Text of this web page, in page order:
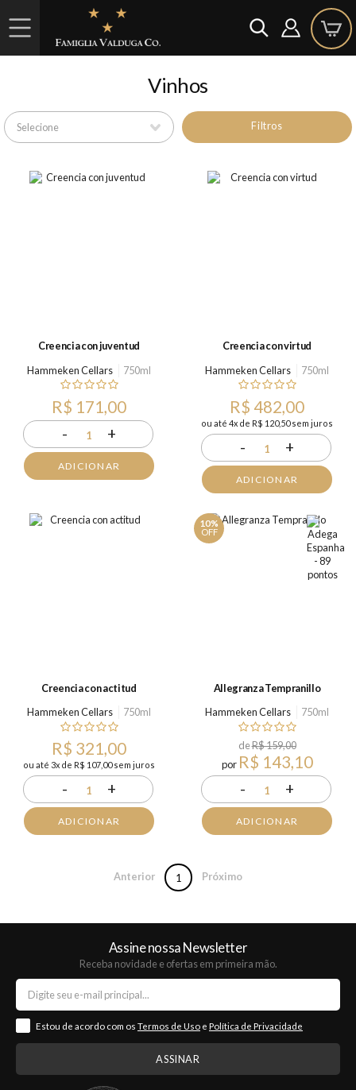
Vinhos
Filtros
Creencia con juventud
Hammeken Cellars
750ml
R$ 171,00
- 1 +
ADICIONAR
Creencia con virtud
Hammeken Cellars
750ml
R$ 482,00
ou até 4x de R$ 120,50 sem juros
- 1 +
ADICIONAR
Creencia con actitud
Hammeken Cellars
750ml
R$ 321,00
ou até 3x de R$ 107,00 sem juros
- 1 +
ADICIONAR
10%
OFF
Allegranza Tempranillo
Hammeken Cellars
750ml
deR$ 159,00
por R$ 143,10
- 1 +
ADICIONAR
Anterior 1 Próximo
Assine nossa Newsletter
Receba novidade e ofertas em primeira mão.
Estou de acordo com os Termos de Uso e Política de Privacidade